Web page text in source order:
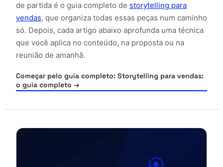
de partida é o guia completo de storytelling para
vendas, que organiza todas essas peças num caminho
só. Depois, cada artigo abaixo aprofunda uma técnica
que você aplica no conteúdo, na proposta ou na
reunião de amanhã.
Começar pelo guia completo: Storytelling para vendas:
o guia completo →